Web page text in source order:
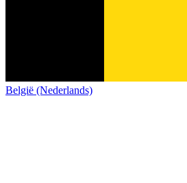
België (Nederlands)